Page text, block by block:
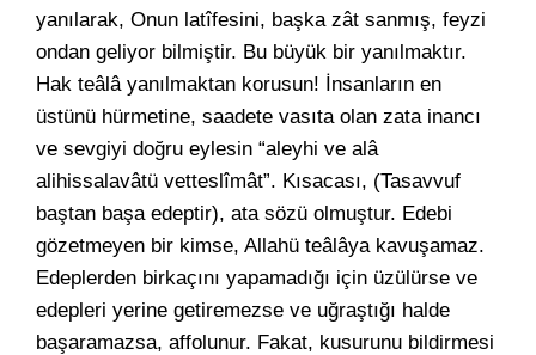
yanılarak, Onun latîfesini, başka zât sanmış, feyzi
ondan geliyor bilmiştir. Bu büyük bir yanılmaktır.
Hak teâlâ yanılmaktan korusun! İnsanların en
üstünü hürmetine, saadete vasıta olan zata inancı
ve sevgiyi doğru eylesin “aleyhi ve alâ
alihissalavâtü vetteslîmât”. Kısacası, (Tasavvuf
baştan başa edeptir), ata sözü olmuştur. Edebi
gözetmeyen bir kimse, Allahü teâlâya kavuşamaz.
Edeplerden birkaçını yapamadığı için üzülürse ve
edepleri yerine getiremezse ve uğraştığı halde
başaramazsa, affolunur. Fakat, kusurunu bildirmesi